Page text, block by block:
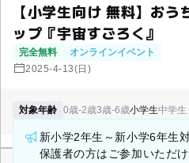
【小学生向け 無料】お
ップ『宇宙すごろく』
完全無料
オンラインイベント
2025-4-13(日)
対象年齢 0歳-2歳3歳-6歳小学生中学生
新小学2年生～新小学6年生
保護者の方はご参加いただ